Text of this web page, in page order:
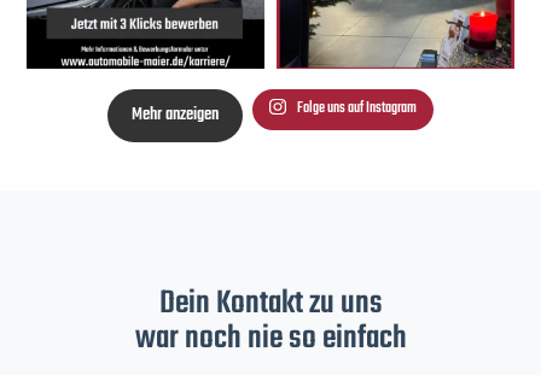
Mehr anzeigen Folge uns auf Instagram
Dein Kontakt zu uns
war noch nie so einfach